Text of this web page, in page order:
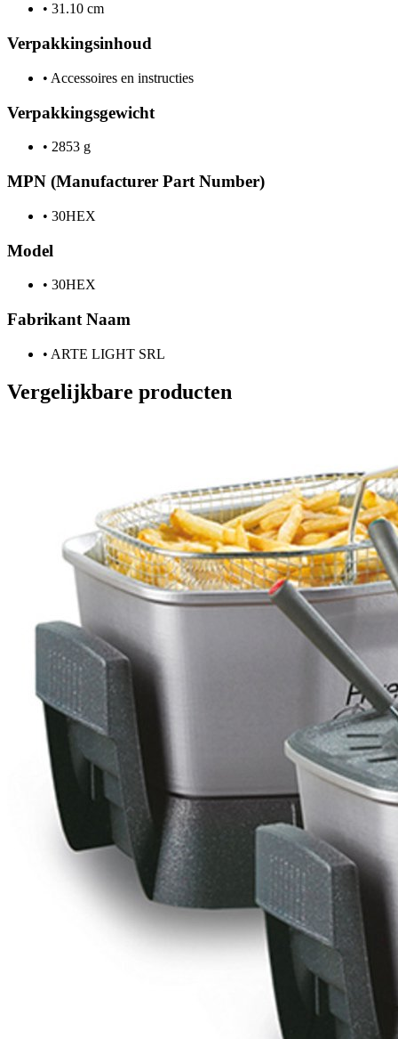
• 31.10 cm
Verpakkingsinhoud
• Accessoires en instructies
Verpakkingsgewicht
• 2853 g
MPN (Manufacturer Part Number)
• 30HEX
Model
• 30HEX
Fabrikant Naam
• ARTE LIGHT SRL
Vergelijkbare producten